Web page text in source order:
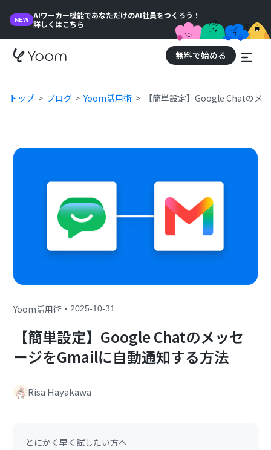
NEW
AIワーカー機能であなただけのAI社員をつくろう！
詳しくはこちら
無料で始める
トップ ブログ Yoom活用術 【簡単設定】Google Chatのメ
Yoom活用術 ・2025-10-31
【簡単設定】Google Chatのメッセ
ージをGmailに自動通知する方法
Risa Hayakawa
とにかく早く試したい方へ